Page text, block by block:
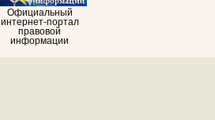
Официальный
интернет-портал
правовой
информации